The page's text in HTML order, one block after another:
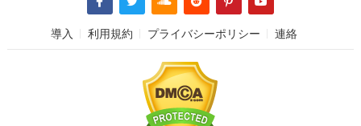
導入 利用規約 プライバシーポリシー 連絡